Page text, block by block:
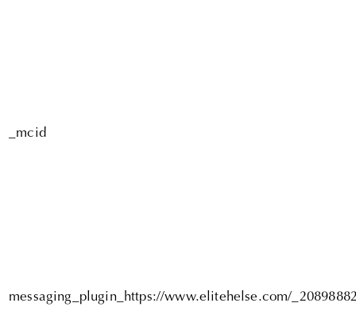
_mcid
messaging_plugin_https://www.elitehelse.com/